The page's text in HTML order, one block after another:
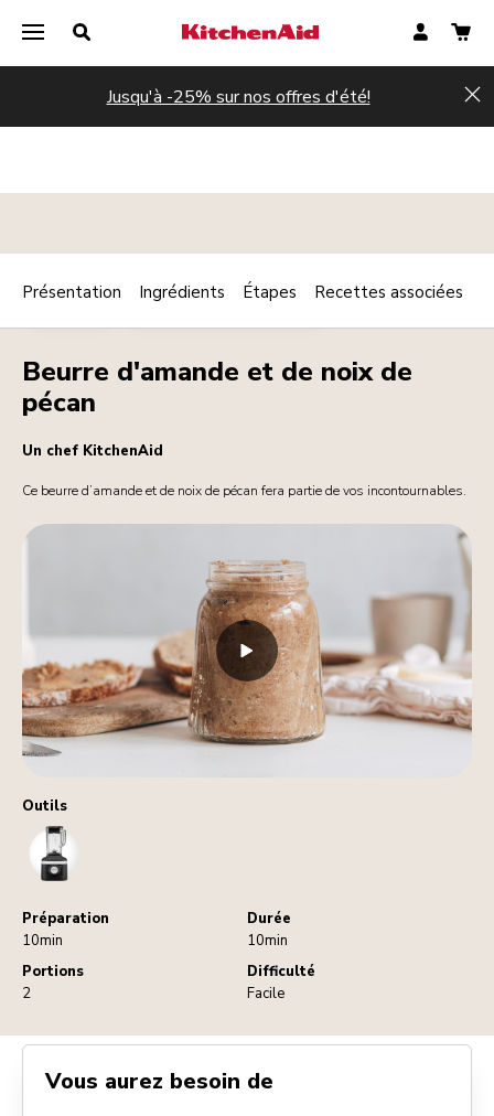
Jusqu'à -25% sur nos offres d'été!
Outils
Blender
Préparation
10min
Durée
10min
Portions
2
Difficulté
Facile
DESSERTS PETIT DÉJEUNER / BRUNCH Print
Beurre d'amande et de noix de
pécan
Un chef KitchenAid
Ce beurre d’amande et de noix de pécan fera partie de vos incontournables.
Présentation Ingrédients Étapes Recettes associées
Vous aurez besoin de